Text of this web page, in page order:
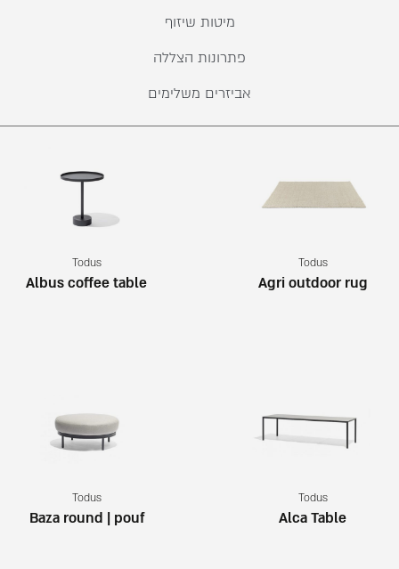
מיטות שיזוף
פתרונות הצללה
אביזרים משלימים
Todus
Agri outdoor rug
Todus
Albus coffee table
Todus
Alca Table
Todus
Baza round | pouf